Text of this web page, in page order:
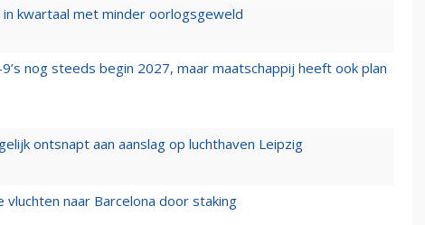
kwartaal met minder oorlogsgeweld
nog steeds begin 2027, maar maatschappij heeft ook plan
ontsnapt aan aanslag op luchthaven Leipzig
naar Barcelona door staking